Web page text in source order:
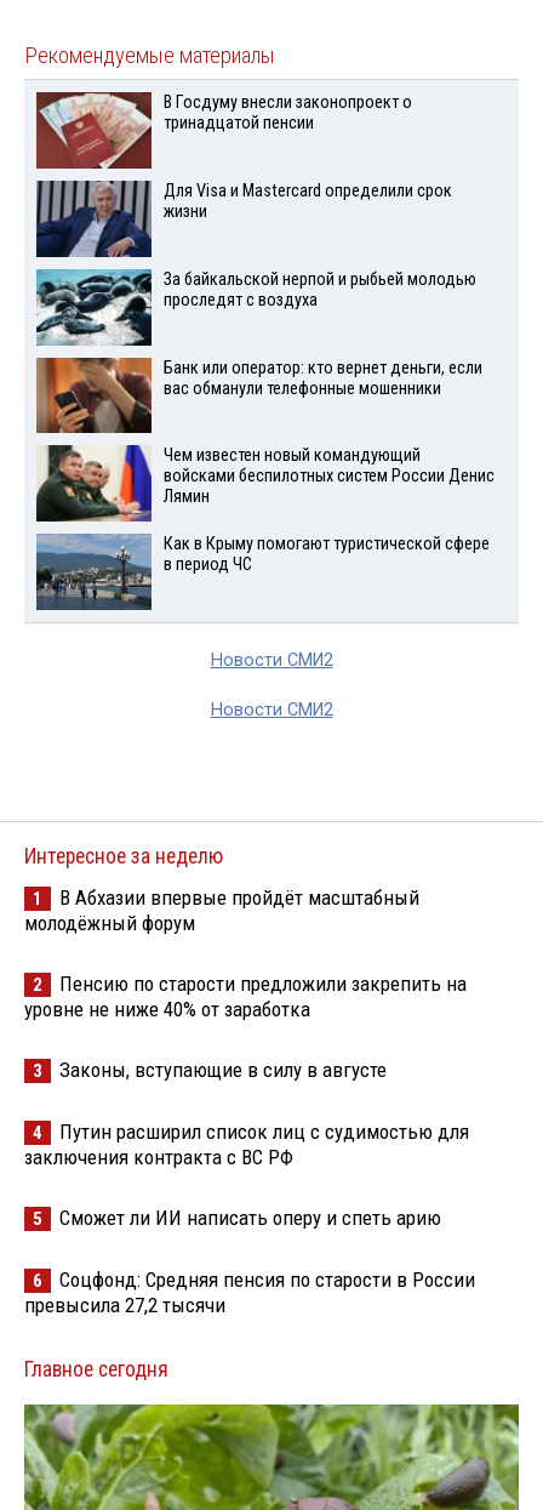
Рекомендуемые материалы
В Госдуму внесли законопроект о
тринадцатой пенсии
Для Visа и Mastercard определили срок
жизни
За байкальской нерпой и рыбьей молодью
проследят с воздуха
Банк или оператор: кто вернет деньги, если
вас обманули телефонные мошенники
Чем известен новый командующий
войсками беспилотных систем России Денис
Лямин
Как в Крыму помогают туристической сфере
в период ЧС
Новости СМИ2
Новости СМИ2
Интересное за неделю
1
В Абхазии впервые пройдёт масштабный
молодёжный форум
2
Пенсию по старости предложили закрепить на
уровне не ниже 40% от заработка
3 Законы, вступающие в силу в августе
4
Путин расширил список лиц с судимостью для
заключения контракта с ВС РФ
5 Сможет ли ИИ написать оперу и спеть арию
6
Соцфонд: Средняя пенсия по старости в России
превысила 27,2 тысячи
Главное сегодня